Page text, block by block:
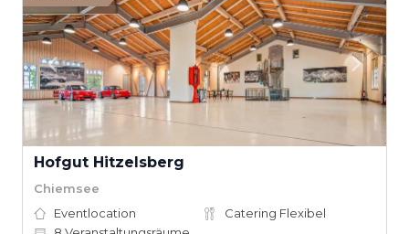
Hofgut Hitzelsberg
Chiemsee
Eventlocation
Catering Flexibel